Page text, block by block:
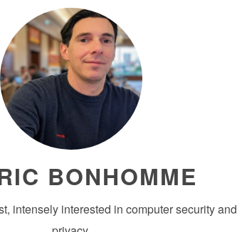
BONHOMME
intensely interested in computer security and